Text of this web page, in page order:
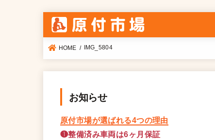
HOME IMG_5804
お知らせ
原付市場が選ばれる4つの理由
❶整備済み車両は6ヶ月保証